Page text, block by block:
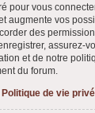
pour vous
augmente vos
des
assurez-
et de notre
du forum.
Politique de vie